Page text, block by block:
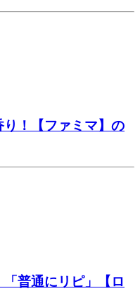
！【ファミマ】の
「普通にリピ」【ロ